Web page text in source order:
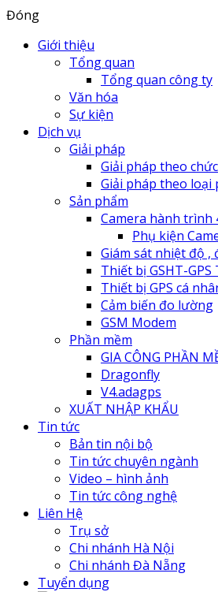
Đóng
Giới thiệu
Tổng quan
Tổng quan công ty
Văn hóa
Sự kiện
Dịch vụ
Giải pháp
Giải pháp theo
Giải pháp theo
Sản phẩm
Camera hành trình
Phụ kiện
Giám sát nhiệt độ ,
Thiết bị GSHT-
Thiết bị GPS cá
Cảm biến đo lường
GSM Modem
Phần mềm
GIA CÔNG PHẦN
Dragonfly
V4.adagps
XUẤT NHẬP KHẨU
Tin tức
Bản tin nội bộ
Tin tức chuyên ngành
Video – hình ảnh
Tin tức công nghệ
Liên Hệ
Trụ sở
Chi nhánh Hà Nội
Chi nhánh Đà Nẵng
Tuyển dụng